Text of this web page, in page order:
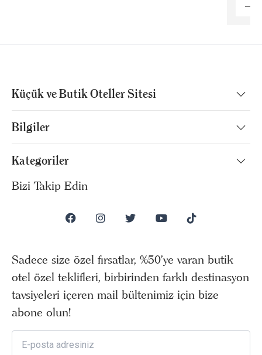
Küçük ve Butik Oteller Sitesi
Bilgiler
Kategoriler
Bizi Takip Edin
Sadece size özel fırsatlar, %50’ye varan butik
otel özel teklifleri, birbirinden farklı destinasyon
tavsiyeleri içeren mail bültenimiz için bize
abone olun!